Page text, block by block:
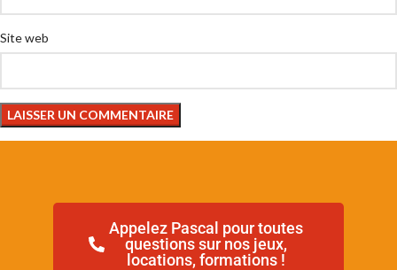
Site web
Appelez Pascal pour toutes
questions sur nos jeux,
locations, formations !